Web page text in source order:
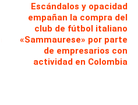
Escándalos y opacidad
empañan la compra del
club de fútbol italiano
«Sammaurese» por parte
de empresarios con
actividad en Colombia